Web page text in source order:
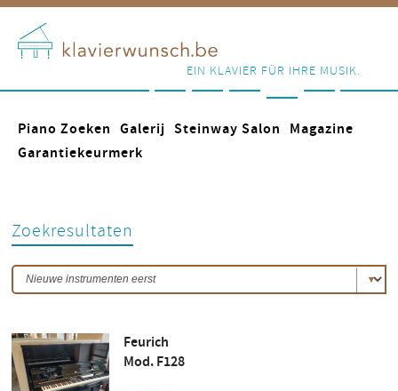
EIN KLAVIER FÜR IHRE MUSIK.
Piano Zoeken Galerij Steinway Salon
Magazine
Garantiekeurmerk
Zoekresultaten
Feurich
Mod. F128